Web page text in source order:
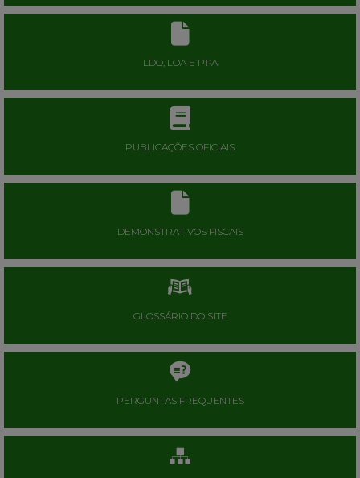
LDO, LOA E PPA
PUBLICAÇÕES OFICIAIS
DEMONSTRATIVOS FISCAIS
GLOSSÁRIO DO SITE
PERGUNTAS FREQUENTES